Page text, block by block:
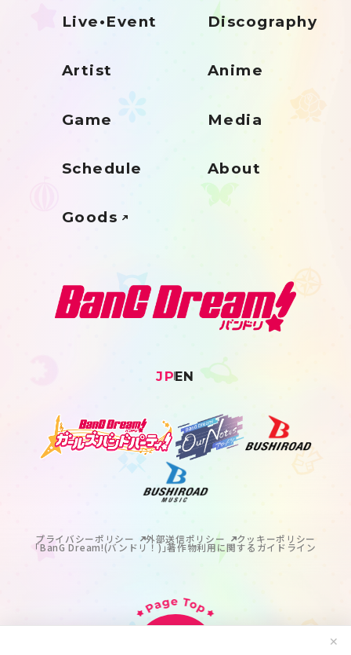
✕
Live•Event Discography
Artist Anime
Game Media
Schedule About
Goods
JPEN
プライバシーポリシー 外部送信ポリシー クッキーポリシー
｢BanG Dream!(バンドリ！)｣著作物利用に関するガイドライン